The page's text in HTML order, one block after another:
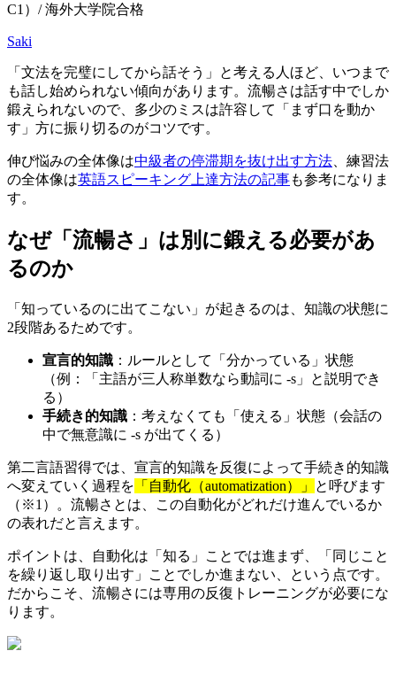
C1）/ 海外大学院合格
Saki
「文法を完璧にしてから話そう」と考える人ほど、いつまで
も話し始められない傾向があります。流暢さは話す中でしか
鍛えられないので、多少のミスは許容して「まず口を動か
す」方に振り切るのがコツです。
伸び悩みの全体像は中級者の停滞期を抜け出す方法 、練習法
の全体像は英語スピーキング上達方法の記事も参考になりま
す。
なぜ「流暢さ」は別に鍛える必要があ
るのか
「知っているのに出てこない」が起きるのは、知識の状態に
2段階あるためです。
宣言的知識 ：ルールとして「分かっている」状態
（例：「主語が三人称単数なら動詞に -s」と説明でき
る）
手続き的知識 ：考えなくても「使える」状態（会話の
中で無意識に -s が出てくる）
第二言語習得では、宣言的知識を反復によって手続き的知識
へ変えていく過程を 「自動化（automatization）」
と呼びます
（※1）。流暢さとは、この自動化がどれだけ進んでいるか
の表れだと言えます。
ポイントは、自動化は「知る」ことでは進まず、「同じこと
を繰り返し取り出す」ことでしか進まない、という点です。
だからこそ、流暢さには専用の反復トレーニングが必要にな
ります。